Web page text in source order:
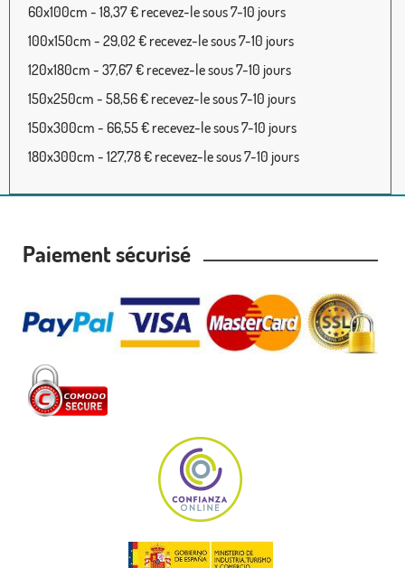
60x100cm - 18,37 € recevez-le sous 7-10 jours
100x150cm - 29,02 € recevez-le sous 7-10 jours
120x180cm - 37,67 € recevez-le sous 7-10 jours
150x250cm - 58,56 € recevez-le sous 7-10 jours
150x300cm - 66,55 € recevez-le sous 7-10 jours
180x300cm - 127,78 € recevez-le sous 7-10 jours
Paiement sécurisé